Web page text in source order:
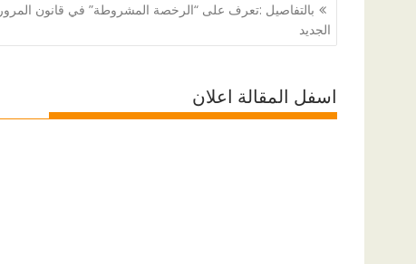
المقالات
بالتفاصيل :تعرف على “الرخصة المشروطة” في قانون المرور
الجديد
اسفل المقالة اعلان